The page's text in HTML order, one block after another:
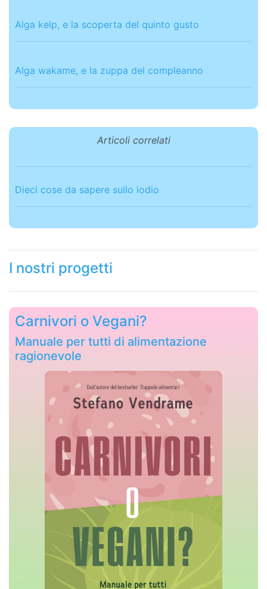
Alga kelp, e la scoperta del quinto gusto
Alga wakame, e la zuppa del compleanno
Articoli correlati
Dieci cose da sapere sullo iodio
I nostri progetti
Carnivori o Vegani?
Manuale per tutti di alimentazione
ragionevole